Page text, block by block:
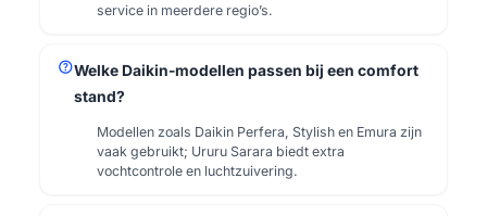
service in meerdere regio’s.
helpWelke Daikin-modellen passen bij een comfort
stand?
Modellen zoals Daikin Perfera, Stylish en Emura zijn
vaak gebruikt; Ururu Sarara biedt extra
vochtcontrole en luchtzuivering.